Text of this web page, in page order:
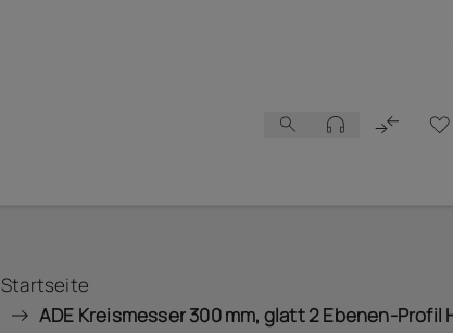
Startseite
ADE Kreismesser 300 mm, glatt 2 Ebenen-Profil